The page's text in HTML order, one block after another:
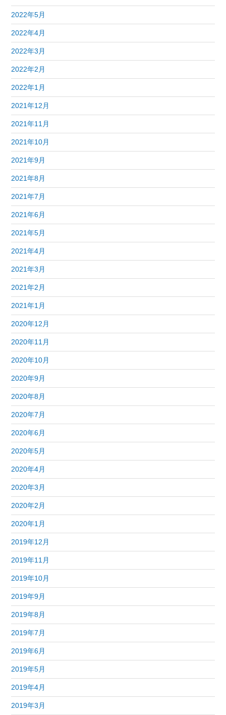
2022年5月
2022年4月
2022年3月
2022年2月
2022年1月
2021年12月
2021年11月
2021年10月
2021年9月
2021年8月
2021年7月
2021年6月
2021年5月
2021年4月
2021年3月
2021年2月
2021年1月
2020年12月
2020年11月
2020年10月
2020年9月
2020年8月
2020年7月
2020年6月
2020年5月
2020年4月
2020年3月
2020年2月
2020年1月
2019年12月
2019年11月
2019年10月
2019年9月
2019年8月
2019年7月
2019年6月
2019年5月
2019年4月
2019年3月